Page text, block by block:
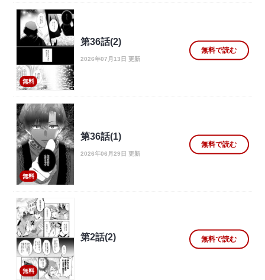
無料
第36話(2)
2026年07月13日 更新
無料で読む
無料
第36話(1)
2026年06月29日 更新
無料で読む
無料
第2話(2) 無料で読む